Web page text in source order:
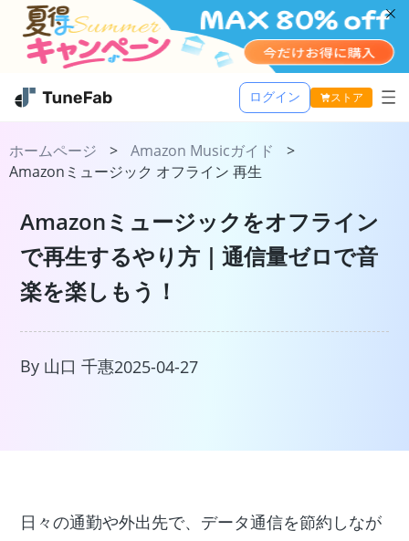
ストア
Music One
Apple Music 変換
Spotify 音楽変換
Amazon Music 変換
Youtube Music 変換
Line Music 変換
活用記事
サポート
ログイン
ホームページ > Amazon Musicガイド
>
Amazonミュージック オフライン 再生
Amazonミュージックをオフライン
で再生するやり方｜通信量ゼロで音
楽を楽しもう！
By 山口 千惠2025-04-27
日々の通勤や外出先で、データ通信を節約しなが